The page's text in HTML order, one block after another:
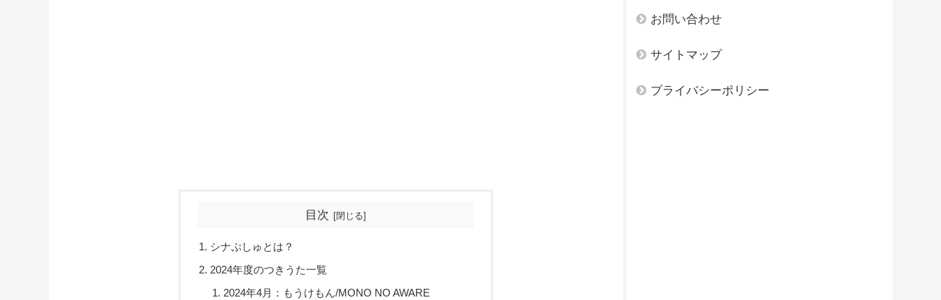
目次
シナぷしゅとは？
2024年度のつきうた一覧
2024年4月：もうけもん/MONO NO AWARE
お問い合わせ
サイトマップ
プライバシーポリシー